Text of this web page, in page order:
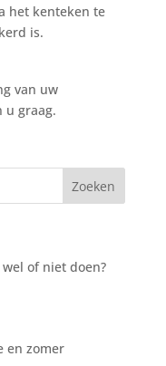
het kenteken te
is.
van uw
u graag.
of niet doen?
en zomer